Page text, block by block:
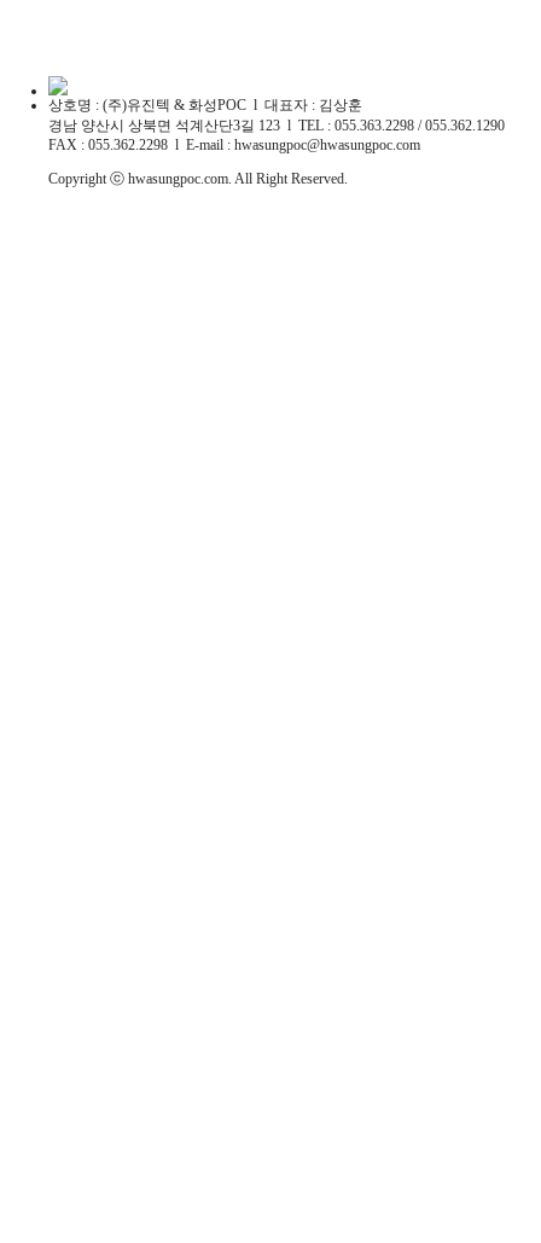
상호명 : (주)유진텍 & 화성POC l 대표자 : 김상훈
경남 양산시 상북면 석계산단3길 123 l TEL : 055.363.2298 / 055.362.1290
FAX : 055.362.2298 l E-mail : hwasungpoc@hwasungpoc.com
Copyright ⓒ hwasungpoc.com. All Right Reserved.